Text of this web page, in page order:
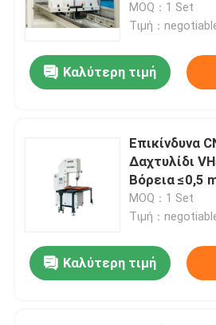
MOQ：1 Set
Τιμή：
Καλύτερη τιμή
Επικίνδυνα
Δαχτυλίδι
Βόρεια ≤0,5
επίπεδα
MOQ：1 Set
Τιμή：
Καλύτερη τιμή